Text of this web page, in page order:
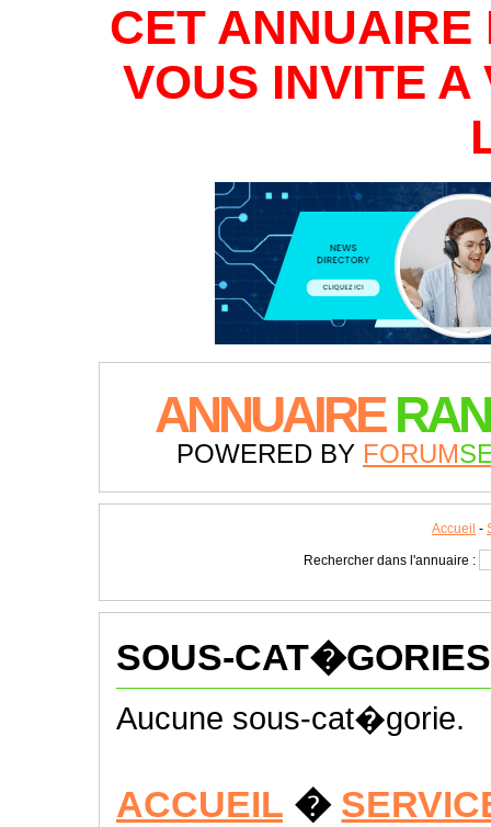
CET
VOUS INVITE A
ANNUAIRE
POWERED BY FORUM
Accueil -
Rechercher dans l'annuaire :
SOUS-CAT�GORIES
Aucune sous-cat�gorie.
ACCUEIL �